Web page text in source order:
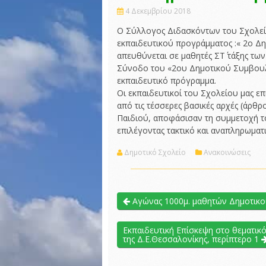
4 Δεκεμβρίου 2018
Ο Σύλλογος Διδασκόντων του
εκπαιδευτικού προγράμματος :« 2ο
απευθύνεται σε μαθητές ΣΤ΄ τάξης
Σύνοδο του «2ου Δημοτικού
εκπαιδευτικό πρόγραμμα.
Οι εκπαιδευτικοί του Σχολείου μας
από τις τέσσερες βασικές αρχές
Παιδιού, αποφάσισαν τη συμμετοχή
επιλέγοντας τακτικό και
Δημοτικό Σχολείο Ανακοινώσεις
Αγώνας 1000μ. μαθητών
Εκπαιδευτική Επίσκεψη στο
της Δ.Ε.Θεσσαλονίκης, περίπτερο 1